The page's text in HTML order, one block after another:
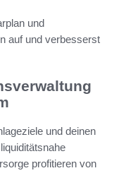
und
auf und verbesserst
und deinen
profitieren von